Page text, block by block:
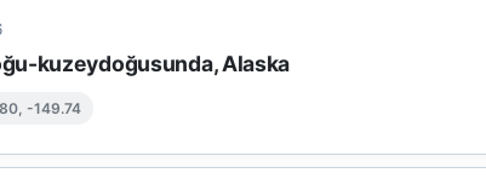
kuzeydoğusunda, Alaska
-149.74